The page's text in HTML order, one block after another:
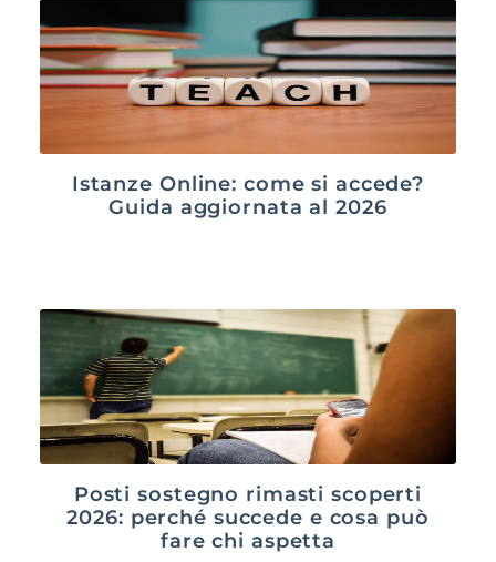
Istanze Online: come si accede?
Guida aggiornata al 2026
Posti sostegno rimasti scoperti
2026: perché succede e cosa può
fare chi aspetta